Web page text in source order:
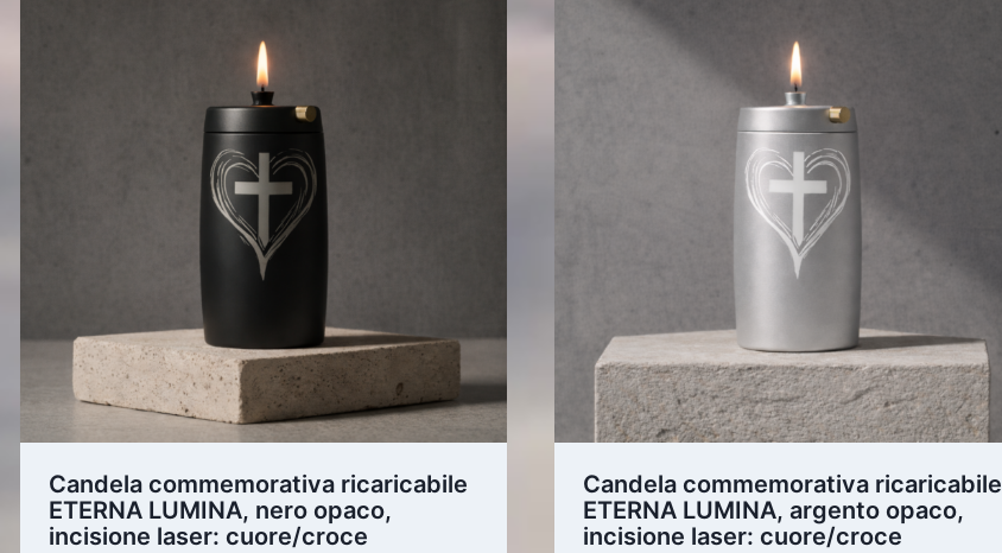
Candela commemorativa ricaricabile
ETERNA LUMINA, nero opaco,
incisione laser: cuore/croce
Candela commemorativa ricaricabile
ETERNA LUMINA, argento opaco,
incisione laser: cuore/croce